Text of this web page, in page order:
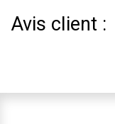
Avis client :